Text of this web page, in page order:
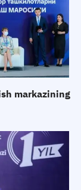
markazining